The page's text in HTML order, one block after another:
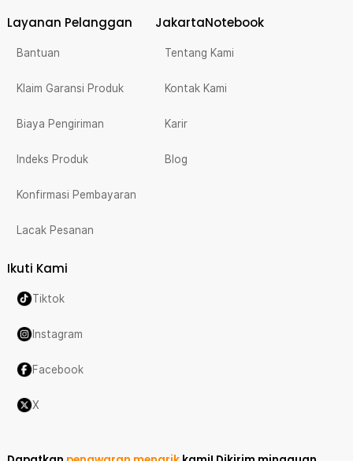
Layanan Pelanggan
Bantuan
Klaim Garansi Produk
Biaya Pengiriman
Indeks Produk
Konfirmasi Pembayaran
Lacak Pesanan
JakartaNotebook
Tentang Kami
Kontak Kami
Karir
Blog
Ikuti Kami
Tiktok
Instagram
Facebook
X